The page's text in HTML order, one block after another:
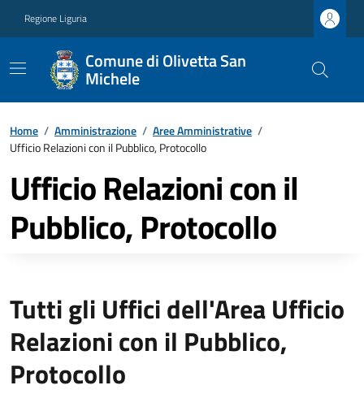
Regione Liguria
Comune di Olivetta San
Michele
Home / Amministrazione / Aree Amministrative /
Ufficio Relazioni con il Pubblico, Protocollo
Ufficio Relazioni con il
Pubblico, Protocollo
Tutti gli Uffici dell'Area Ufficio
Relazioni con il Pubblico,
Protocollo